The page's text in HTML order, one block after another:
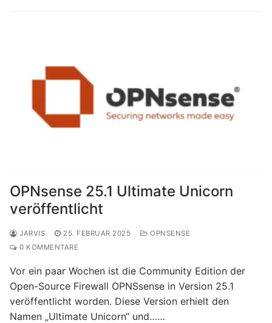
OPNsense 25.1 Ultimate Unicorn
veröffentlicht
JARVIS 25. FEBRUAR 2025
OPNSENSE
0 KOMMENTARE
Vor ein paar Wochen ist die Community Edition der
Open-Source Firewall OPNSsense in Version 25.1
veröffentlicht worden. Diese Version erhielt den
Namen „Ultimate Unicorn“ und……